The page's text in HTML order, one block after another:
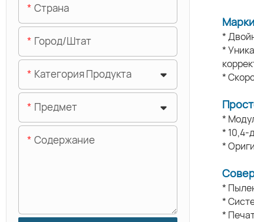
*
*
*
*
* 10,4-
*
*
*
*
Страна
Город/штат
Категория Продукта
Предмет
Содержание